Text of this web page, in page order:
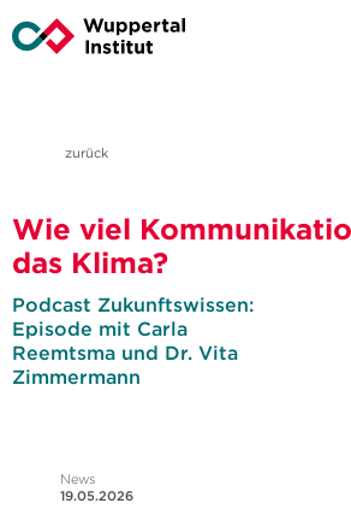
zurück
Wie viel
das Klima?
Podcast Zukunftswissen:
Episode mit Carla
Reemtsma und Dr. Vita
Zimmermann
News
19.05.2026